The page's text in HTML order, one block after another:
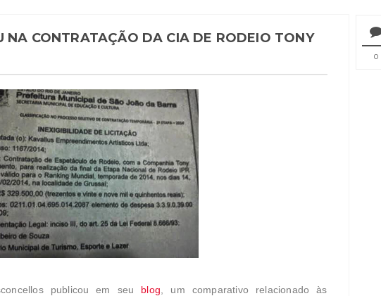
0
NA CONTRATAÇÃO DA CIA DE RODEIO TONY
publicou em seu blog , um comparativo relacionado às